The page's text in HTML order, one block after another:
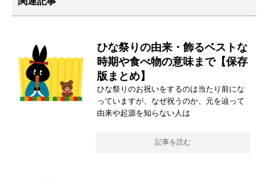
ひな祭りの由来・飾るベストな
時期や食べ物の意味まで【保存
版まとめ】
ひな祭りのお祝いをするのは当たり前にな
っていますが、なぜ祝うのか、元を辿って
由来や起源を知らない人は
記事を読む